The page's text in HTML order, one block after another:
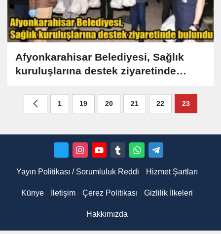
Afyonkarahisar Belediyesi, Sağlık
kuruluşlarına destek ziyaretinde
bulundu
1 19 20 21 22 23
Yayın Politikası / Sorumluluk Reddi Hizmet Şartları
Künye İletişim Çerez Politikası Gizlilik İlkeleri
Hakkımızda